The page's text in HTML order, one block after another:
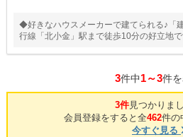
◆好きなハウスメーカーで建てられる♪「
行線「北小金」駅まで徒歩10分の好立地
3件中1～3件
3件見つかりま
会員登録をすると全462件の
今すぐ見る